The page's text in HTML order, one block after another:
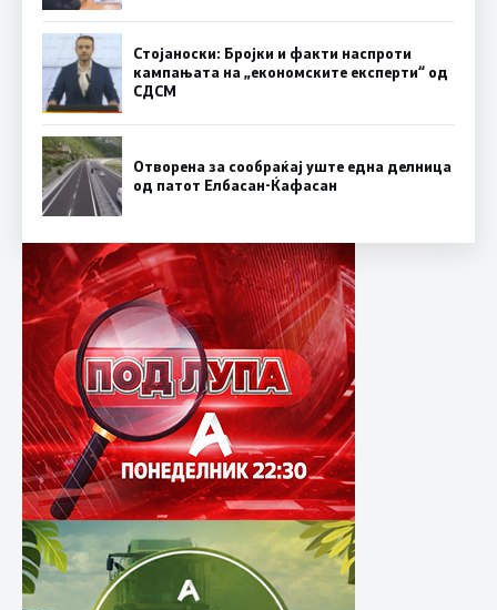
Стојаноски: Бројки и факти наспроти
кампањата на „економските експерти“ од
СДСM
Отворена за сообраќај уште една делница
од патот Елбасан-Ќафасан